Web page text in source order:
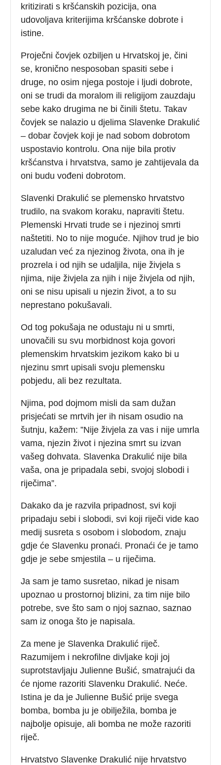
kritizirati s kršćanskih pozicija, ona
udovoljava kriterijima kršćanske dobrote i
istine.
Proječni čovjek ozbiljen u Hrvatskoj je, čini
se, kronično nesposoban spasiti sebe i
druge, no osim njega postoje i ljudi dobrote,
oni se trudi da moralom ili religijom zauzdaju
sebe kako drugima ne bi činili štetu. Takav
čovjek se nalazio u djelima Slavenke Drakulić
– dobar čovjek koji je nad sobom dobrotom
uspostavio kontrolu. Ona nije bila protiv
kršćanstva i hrvatstva, samo je zahtijevala da
oni budu vođeni dobrotom.
Slavenki Drakulić se plemensko hrvatstvo
trudilo, na svakom koraku, napraviti štetu.
Plemenski Hrvati trude se i njezinoj smrti
naštetiti. No to nije moguće. Njihov trud je bio
uzaludan već za njezinog života, ona ih je
prozrela i od njih se udaljila, nije živjela s
njima, nije živjela za njih i nije živjela od njih,
oni se nisu upisali u njezin život, a to su
neprestano pokušavali.
Od tog pokušaja ne odustaju ni u smrti,
unovačili su svu morbidnost koja govori
plemenskim hrvatskim jezikom kako bi u
njezinu smrt upisali svoju plemensku
pobjedu, ali bez rezultata.
Njima, pod dojmom misli da sam dužan
prisjećati se mrtvih jer ih nisam osudio na
šutnju, kažem: ”Nije živjela za vas i nije umrla
vama, njezin život i njezina smrt su izvan
vašeg dohvata. Slavenka Drakulić nije bila
vaša, ona je pripadala sebi, svojoj slobodi i
riječima”.
Dakako da je razvila pripadnost, svi koji
pripadaju sebi i slobodi, svi koji riječi vide kao
medij susreta s osobom i slobodom, znaju
gdje će Slavenku pronaći. Pronaći će je tamo
gdje je sebe smjestila – u riječima.
Ja sam je tamo susretao, nikad je nisam
upoznao u prostornoj blizini, za tim nije bilo
potrebe, sve što sam o njoj saznao, saznao
sam iz onoga što je napisala.
Za mene je Slavenka Drakulić riječ.
Razumijem i nekrofilne divljake koji joj
suprotstavljaju Julienne Bušić, smatrajući da
će njome razoriti Slavenku Drakulić. Neće.
Istina je da je Julienne Bušić prije svega
bomba, bomba ju je obilježila, bomba je
najbolje opisuje, ali bomba ne može razoriti
riječ.
Hrvatstvo Slavenke Drakulić nije hrvatstvo